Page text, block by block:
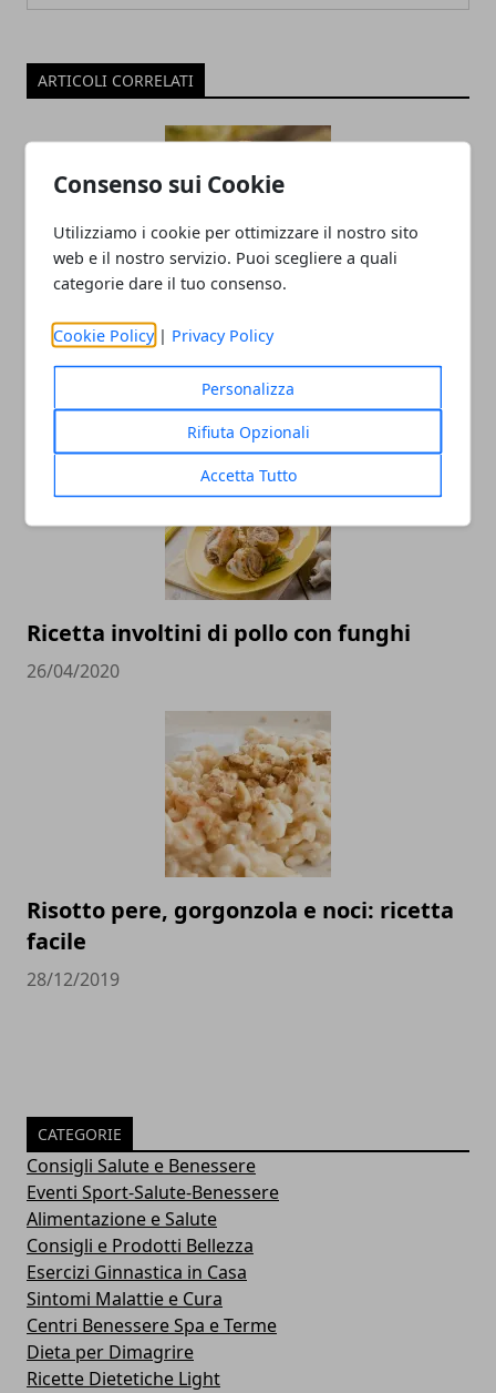
Consenso sui Cookie
Utilizziamo i cookie per ottimizzare il nostro sito
web e il nostro servizio. Puoi scegliere a quali
categorie dare il tuo consenso.
Cookie Policy | Privacy Policy
Personalizza
Rifiuta Opzionali
Accetta Tutto
ARTICOLI CORRELATI
Polpette di pollo e tacchino: ricetta
facile
Ricetta involtini di pollo con funghi
26/04/2020
Risotto pere, gorgonzola e noci: ricetta
facile
28/12/2019
CATEGORIE
Consigli Salute e Benessere
Eventi Sport-Salute-Benessere
Alimentazione e Salute
Consigli e Prodotti Bellezza
Esercizi Ginnastica in Casa
Sintomi Malattie e Cura
Centri Benessere Spa e Terme
Dieta per Dimagrire
Ricette Dietetiche Light